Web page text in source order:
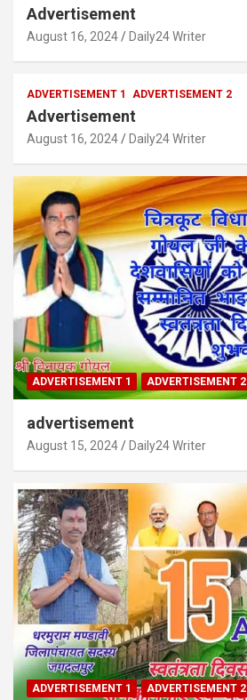
Advertisement
August 16, 2024 Daily24 Writer
ADVERTISEMENT 1 ADVERTISEMENT 2
Advertisement
August 16, 2024 Daily24 Writer
ADVERTISEMENT 1 ADVERTISEMENT 2
advertisement
August 15, 2024 Daily24 Writer
ADVERTISEMENT 1 ADVERTISEMENT 2